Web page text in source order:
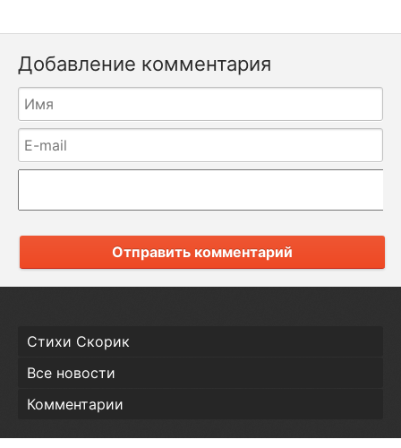
Добавление комментария
Отправить комментарий
Стихи Скорик
Все новости
Комментарии